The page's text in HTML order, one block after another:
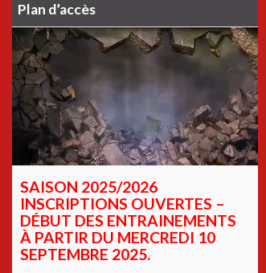
Plan d’accès
SAISON 2025/2026
INSCRIPTIONS OUVERTES –
DÉBUT DES ENTRAINEMENTS
À PARTIR DU MERCREDI 10
SEPTEMBRE 2025.